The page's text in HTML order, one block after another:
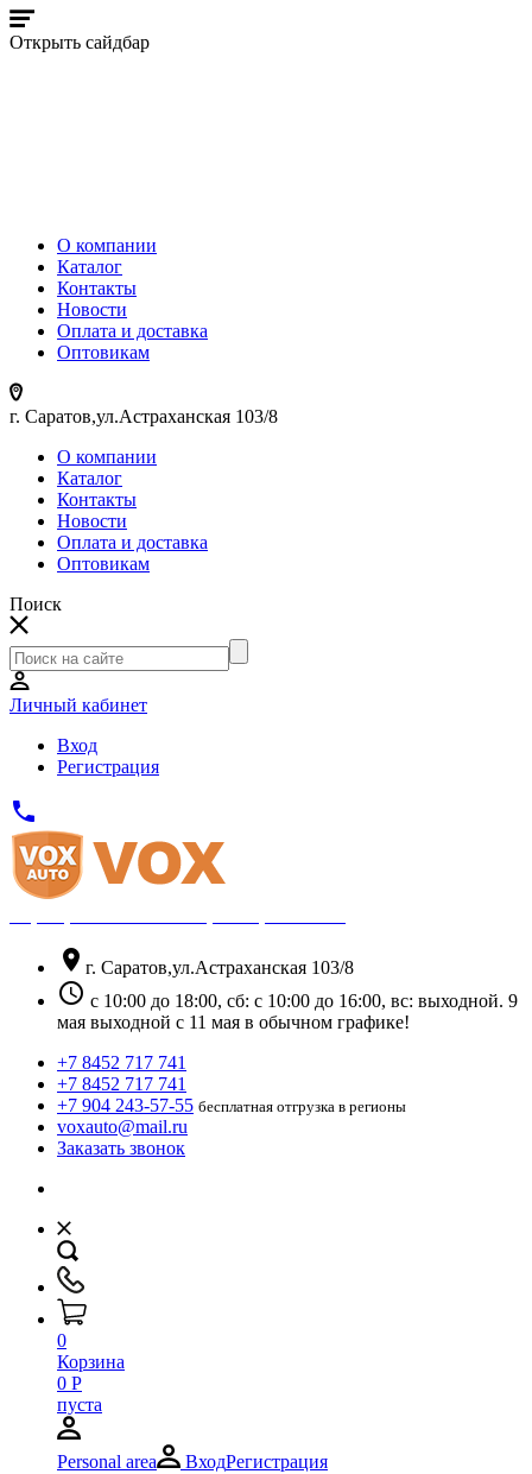
Открыть сайдбар
О компании
Каталог
Контакты
Новости
Оплата и доставка
Оптовикам
г. Саратов,ул.Астраханская 103/8
О компании
Каталог
Контакты
Новости
Оплата и доставка
Оптовикам
Поиск
Личный кабинет
Вход
Регистрация
phone
location_on г. Саратов,ул.Астраханская 103/8
schedule с 10:00 до 18:00, сб: с 10:00 до 16:00, вс: выходной. 9
мая выходной с 11 мая в обычном графике!
+7 8452 717 741
+7 8452 717 741
+7 904 243-57-55 бесплатная отгрузка в регионы
voxauto@mail.ru
Заказать звонок
0
Корзина
0 Р
пуста
Personal area ВходРегистрация